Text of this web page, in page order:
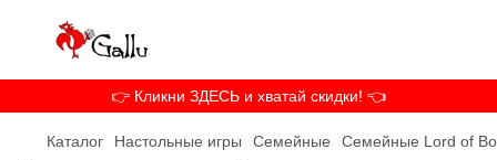
👉 Кликни ЗДЕСЬ и хватай скидки! 👈
Каталог Настольные игры Семейные Семейные Lord of